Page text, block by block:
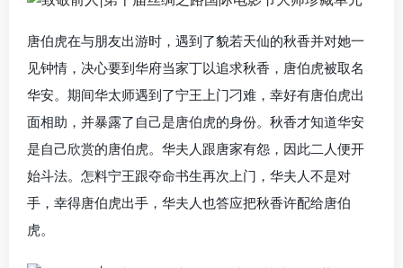
唐伯虎在与朋友出游时，遇到了貌若天仙的秋香并对她一
见钟情，决心要到华府当家丁以追求秋香，唐伯虎被取名
华安。期间华太师遇到了宁王上门刁难，幸好有唐伯虎出
面相助，并暴露了自己是唐伯虎的身份。秋香才知道华安
是自己欣赏的唐伯虎。华夫人跟唐家有怨，因此二人便开
始斗法。怎料宁王跟夺命书生再次上门，华夫人不是对
手，幸得唐伯虎出手，华夫人也答应把秋香许配给唐伯
虎。